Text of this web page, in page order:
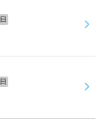
日
日